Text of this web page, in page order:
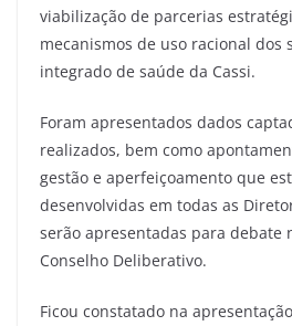
viabilização de parcerias
mecanismos de uso racional dos
integrado de saúde da Cassi.
Foram apresentados dados
realizados, bem como
gestão e aperfeiçoamento que
desenvolvidas em todas as
serão apresentadas para debate
Conselho Deliberativo.
Ficou constatado na